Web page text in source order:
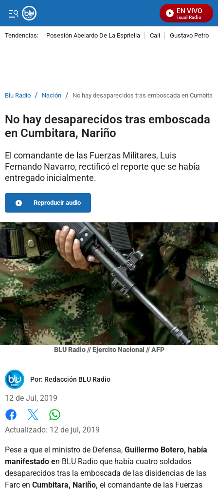
EN VIVO
Señal Visual Radio
Tendencias: Posesión Abelardo De La Espriella Cali Gustavo Petro
Blu Radio / Nación / No hay desaparecidos tras emboscada en
No hay desaparecidos tras emboscada
en Cumbitara, Nariño
El comandante de las Fuerzas Militares, Luis
Fernando Navarro, rectificó el reporte que se había
entregado inicialmente.
Reproducir audio
BLU Radio // Ejercito Nacional // AFP
Por: Redacción BLU Radio
12 de Jul, 2019
Facebook
X
Actualizado: 12 de jul, 2019
Pese a que el ministro de Defensa, Guillermo Botero, había
manifestado en BLU Radio que había cuatro soldados
desaparecidos tras la emboscada de las disidencias de las
Farc en Cumbitara, Nariño, el comandante de las Fuerzas